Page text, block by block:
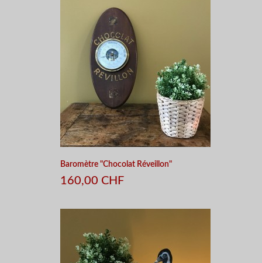
Baromètre "Chocolat Réveillon"
160,00 CHF